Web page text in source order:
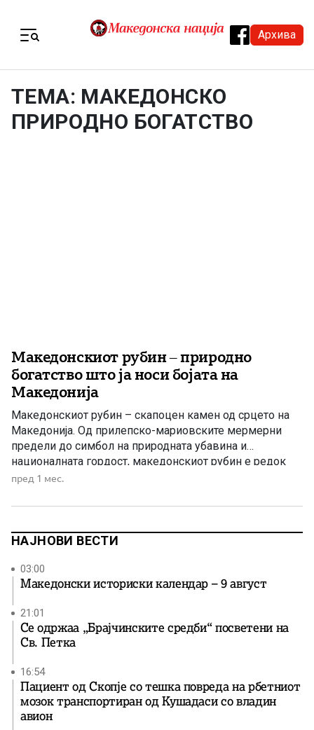
Архива
ТЕМА: МАКЕДОНСКО
ПРИРОДНО БОГАТСТВО
Македонскиот рубин – природно
богатство што ја носи бојата на
Македонија
Македонскиот рубин – скапоцен камен од срцето на
Македонија. Од прилепско-мариовските мермерни
предели до симбол на природната убавина и
националната гордост, македонскиот рубин е редок
природен дар и сведоштво за геолошката посебност
се препознава – сонцето, планините, езерата,
природните богатства […]
пред 1 мес.
НАЈНОВИ ВЕСТИ
03:00
Македонски историски календар – 9 август
21:01
Се одржаа „Брајчинските средби“ посветени на
Св. Петка
16:54
Пациент од Скопје со тешка повреда на рбетниот
мозок транспортиран од Кушадаси со владин
авион